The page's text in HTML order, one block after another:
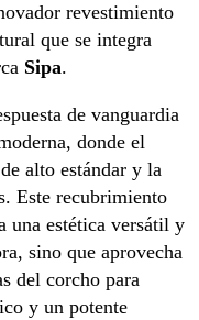
revestimiento
que se integra
Sipa.
de vanguardia
donde el
alto estándar y la
Este recubrimiento
una estética versátil y
sino que aprovecha
del corcho para
y un potente